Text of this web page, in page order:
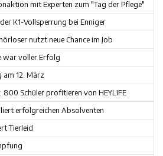
mit Experten zum "Tag der Pflege"
K1-Vollsperrung bei Enniger
nutzt neue Chance im Job
war voller Erfolg
12. März
800 Schüler profitieren von HEYLIFE
erfolgreichen Absolventen
Tierleid